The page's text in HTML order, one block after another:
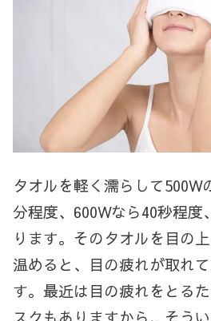
タオルを軽く濡らして500W
分程度、 600Wなら40秒程度
ります。そのタオルを目の
温めると、目の疲れが取れ
す。最近は目の疲れをとる